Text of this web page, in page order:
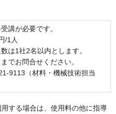
講が必要です。
/1人
は1社2名以内とします。
でお問合せください。
9113（材料・機械技術担当
する場合は、使用料の他に指導